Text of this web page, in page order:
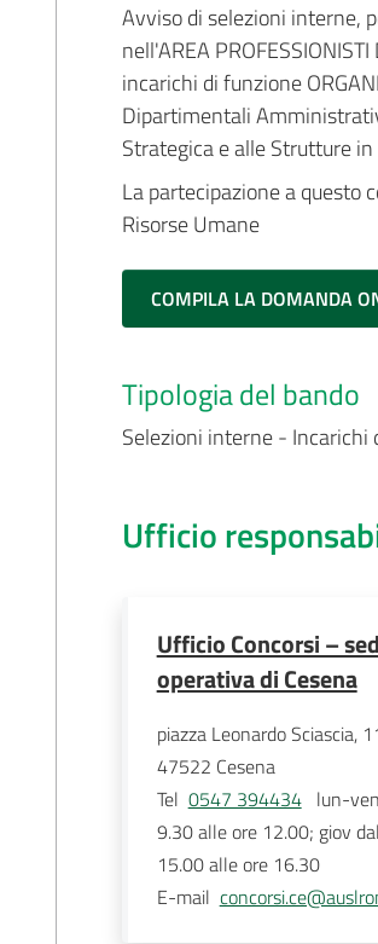
Avviso di selezioni interne,
nell'AREA
incarichi di funzione
Dipartimentali
Strategica e alle Strutture
La partecipazione a questo
Risorse Umane
COMPILA LA DOMANDA
Tipologia del bando
Selezioni interne - Incarichi
Ufficio
Ufficio Concorsi –
operativa di Cesena
piazza Leonardo Sciascia,
47522 Cesena
Tel 0547 394434
lun-
9.30 alle ore 12.00; giov
15.00 alle ore 16.30
E-mail